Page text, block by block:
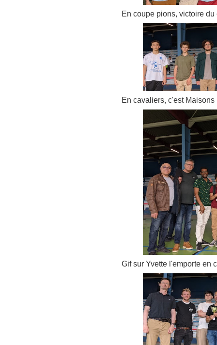
En coupe pions, victoire
En cavaliers, c'est
Gif sur Yvette l'emporte en